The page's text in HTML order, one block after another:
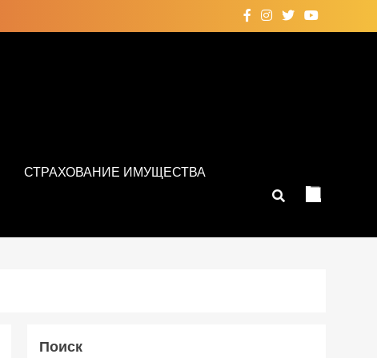
СТРАХОВАНИЕ ИМУЩЕСТВА
Поиск